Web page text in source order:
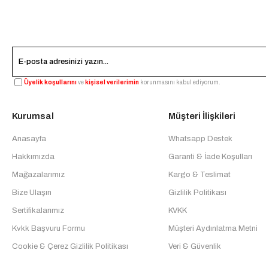
Üyelik koşullarınıve kişisel verilerimin korunmasını kabul ediyorum.
Kurumsal
Anasayfa
Hakkımızda
Mağazalarımız
Bize Ulaşın
Sertifikalarımız
Kvkk Başvuru Formu
Cookie & Çerez Gizlilik Politikası
Müşteri İlişkileri
Whatsapp Destek
Garanti & İade Koşulları
Kargo & Teslimat
Gizlilik Politikası
KVKK
Müşteri Aydınlatma Metni
Veri & Güvenlik